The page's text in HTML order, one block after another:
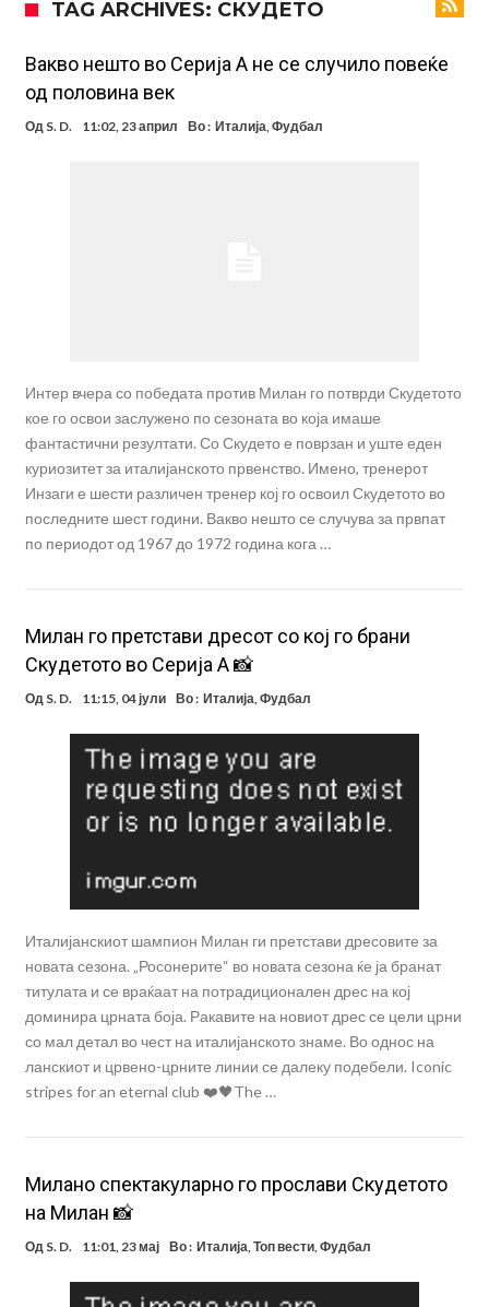
Тетоважата на Габриел стана предмет на потсмев: Навивачите го
вметнаа Де Брујне и направија хит (Фото)
Бизарна тепачка која го запали интернетот: Познатиот тешкаш го
прифати најлудиот предизвик на кариерата – сам против
шестмина (Видео)
Меси, Нејмар и Суарез повторно заедно?!
Маркус Рашфорд повторно со Манчестер Јунајтед. Не е
TAG ARCHIVES: СКУДЕТО
Вакво нешто во Серија А не се случило повеќе
од половина век
Од S. D. 11:02, 23 април Во : Италија Фудбал
Интер вчера со победата против Милан го потврди Скудетото
кое го освои заслужено по сезоната во која имаше
фантастични резултати. Со Скудето е поврзан и уште еден
куриозитет за италијанското првенство. Имено, тренерот
Инзаги е шести различен тренер кој го освоил Скудетото во
последните шест години. Вакво нешто се случува за првпат
по периодот од 1967 до 1972 година кога …
Милан го претстави дресот со кој го брани
Скудетото во Серија А 📸
Од S. D. 11:15, 04 јули Во : Италија,Фудбал
Италијанскиот шампион Милан ги претстави дресовите за
новата сезона. „Росонерите“ во новата сезона ќе ја бранат
титулата и се враќаат на потрадиционален дрес на кој
доминира црната боја. Ракавите на новиот дрес се цели црни
со мал детал во чест на италијанското знаме. Во однос на
ланскиот и црвено-црните линии се далеку подебели. Iconic
stripes for an eternal club ❤️🖤The …
Милано спектакуларно го прослави Скудетото
на Милан 📸
Од S. D. 11:01, 23 мај Во : Италија,Топ вести,Фудбал